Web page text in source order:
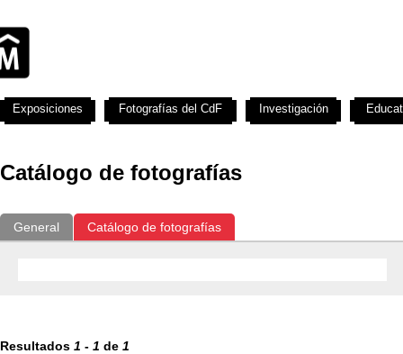
Catálogo de fotografías
General Catálogo de fotografías
Resultados 1 - 1 de 1
Exposiciones Fotografías del CdF Investigación